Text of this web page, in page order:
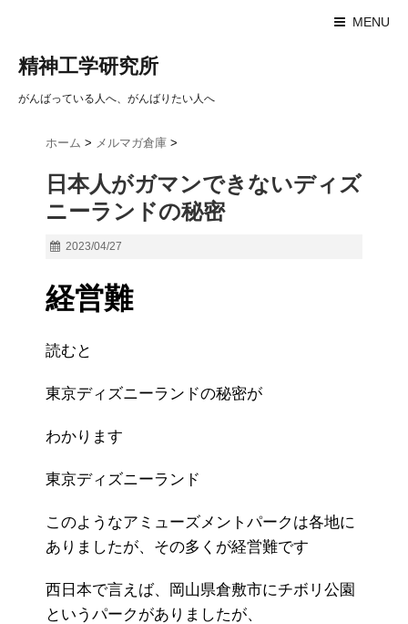
MENU
精神工学研究所
がんばっている人へ、がんばりたい人へ
ホーム > メルマガ倉庫 >
日本人がガマンできないディズ
ニーランドの秘密
2023/04/27
経営難
読むと
東京ディズニーランドの秘密が
わかります
東京ディズニーランド
このようなアミューズメントパークは各地に
ありましたが、その多くが経営難です
西日本で言えば、岡山県倉敷市にチボリ公園
というパークがありましたが、